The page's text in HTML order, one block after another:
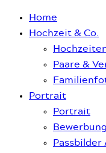
Home
Hochzeit & Co.
Paare &
Portrait
Portrait
Passbilder